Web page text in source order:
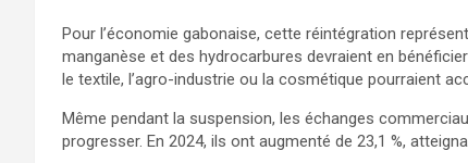
Pour l’économie gabonaise, cette réintégration
manganèse et des hydrocarbures devraient en
le textile, l’agro-industrie ou la cosmétique pourraient
Même pendant la suspension, les échanges
progresser. En 2024, ils ont augmenté de 23,1 %,